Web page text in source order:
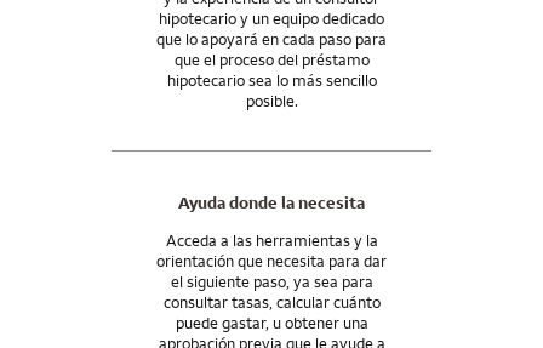
están disponibles para su préstamo hipotecario, hable con un
consultor hipotecario.
Y nuestro apoyo no termina cuando usted recibe las llaves.
compra, con las herramientas y los recursos que necesita para
hipotecario y un equipo dedicado
que lo apoyará en cada paso para
que el proceso del préstamo
hipotecario sea lo más sencillo
posible.
Ayuda donde la necesita
Acceda a las herramientas y la
orientación que necesita para dar
el siguiente paso, ya sea para
consultar tasas, calcular cuánto
puede gastar, u obtener una
aprobación previa que le ayude a